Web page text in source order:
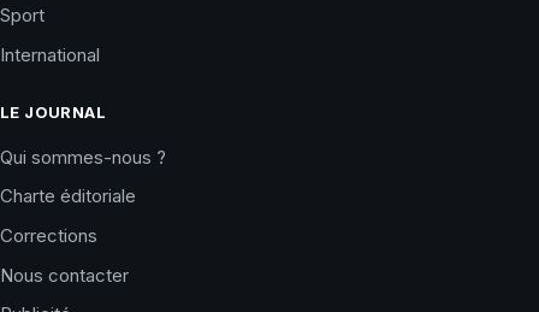
Sport
International
LE JOURNAL
Qui sommes-nous ?
Charte éditoriale
Corrections
Nous contacter